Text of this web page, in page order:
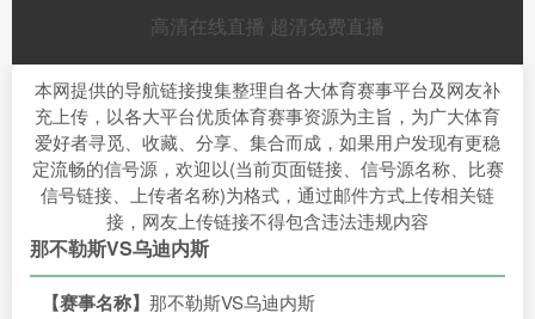
高清在线直播 超清免费直播
本网提供的导航链接搜集整理自各大体育赛事平台及网友补
充上传，以各大平台优质体育赛事资源为主旨，为广大体育
爱好者寻觅、收藏、分享、集合而成，如果用户发现有更稳
定流畅的信号源，欢迎以(当前页面链接、信号源名称、比赛
信号链接、上传者名称)为格式，通过邮件方式上传相关链
接，网友上传链接不得包含违法违规内容
那不勒斯VS乌迪内斯
【赛事名称】 那不勒斯VS乌迪内斯